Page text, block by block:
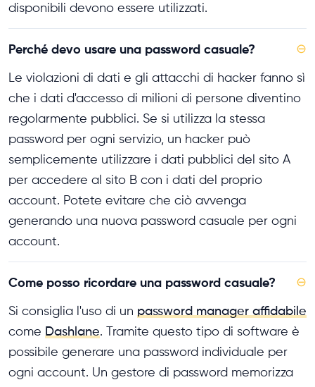
disponibili devono essere utilizzati.
Perché devo usare una password casuale? ⊖
Le violazioni di dati e gli attacchi di hacker fanno sì
che i dati d'accesso di milioni di persone diventino
regolarmente pubblici. Se si utilizza la stessa
password per ogni servizio, un hacker può
semplicemente utilizzare i dati pubblici del sito A
per accedere al sito B con i dati del proprio
account. Potete evitare che ciò avvenga
generando una nuova password casuale per ogni
account.
Come posso ricordare una password casuale? ⊖
Si consiglia l'uso di un password manager affidabile
come Dashlane. Tramite questo tipo di software è
possibile generare una password individuale per
ogni account. Un gestore di password memorizza